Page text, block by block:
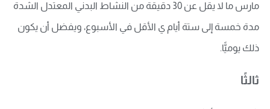
مارس ما لا يقل عن 30 دقيقة من النشاط البدني المعتدل الشدة
مدة خمسة إلى ستة أيام ي الأقل في الأسبوع، ويفضل أن يكون
ذلك يوميًّا.
ثالثًا